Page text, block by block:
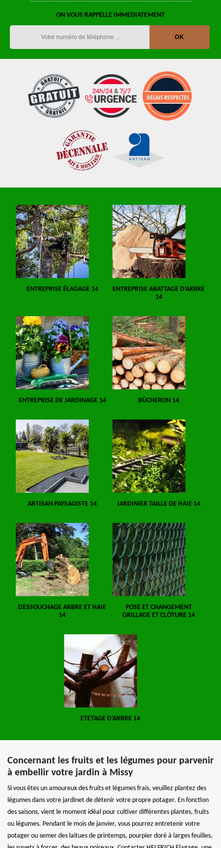
ON VOUS RAPPELLE IMMEDIATEMENT
ENTREPRISE ÉLAGAGE 14
ENTREPRISE ABATTAGE D'ARBRE
14
ENTREPRISE DE JARDINAGE 14 BÛCHERON 14
ARTISAN PAYSAGISTE 14 JARDINIER TAILLE DE HAIE 14
DESSOUCHAGE ARBRE ET HAIE
14
POSE ET CHANGEMENT
GRILLAGE ET CLÔTURE 14
ETETAGE D'ARBRE 14
Concernant les fruits et les légumes pour parvenir
à embellir votre jardin à Missy
Si vous êtes un amoureux des fruits et légumes frais, veuillez plantez des
légumes dans votre jardinet de détenir votre propre potager. En fonction
des saisons, vient le moment idéal pour cultiver différentes plantes, fruits
ou légumes. Pendant le mois de janvier, vous pourrez entretenir votre
potager ou semer des laitues de printemps, pourpier doré à larges feuilles,